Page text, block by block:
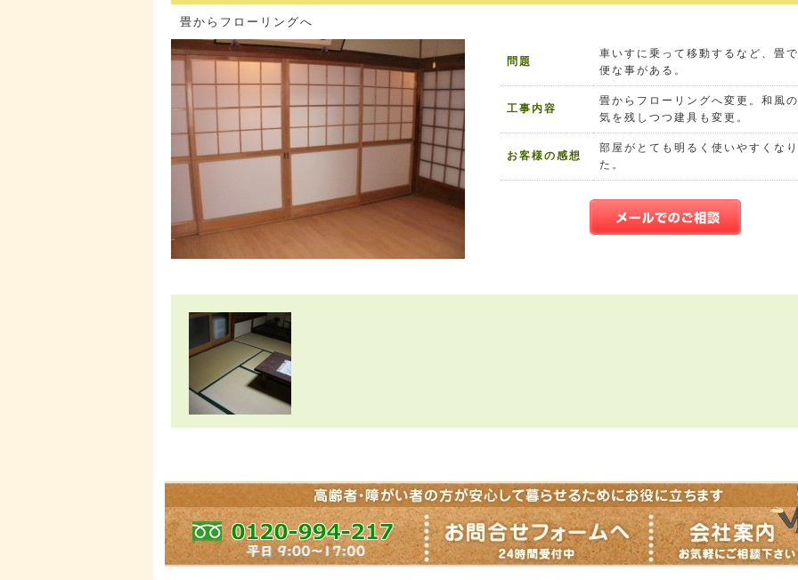
畳からフローリングへ
問題
車いすに乗って移動するなど、畳
便な事がある。
工事内容
畳からフローリングへ変更。和風
気を残しつつ建具も変更。
お客様の感想
部屋がとても明るく使いやすくな
た。